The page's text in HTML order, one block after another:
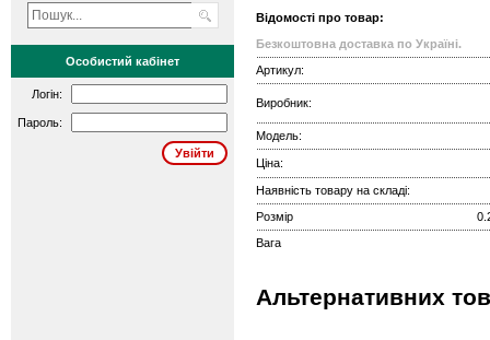
Особистий кабінет
Логін:
Пароль:
Відомості про товар:
Безкоштовна доставка по Україні.
Артикул:
Виробник:
Модель:
Ціна:
Наявність товару на складі:
Розмір
Вага
Альтернативних